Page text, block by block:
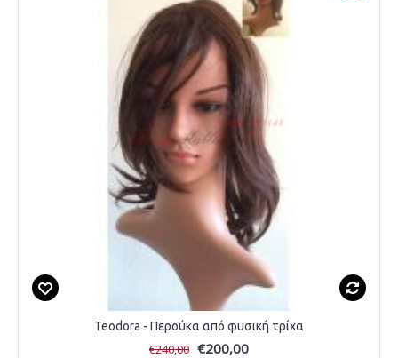
Teodora - Περούκα από φυσική τρίχα
€240,00 €200,00